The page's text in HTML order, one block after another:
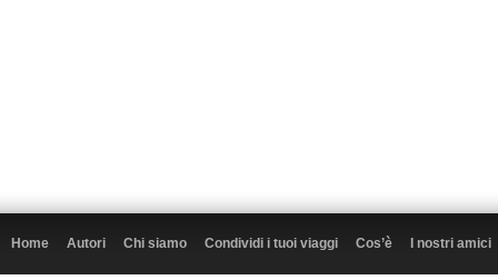
Home Autori Chi siamo Condividi i tuoi viaggi Cos’è I nostri amici